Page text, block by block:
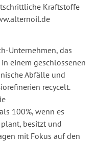
Kraftstoffe
Unternehmen, das
einem geschlossenen
Abfälle und
recycelt.
100%, wenn es
besitzt und
mit Fokus auf den